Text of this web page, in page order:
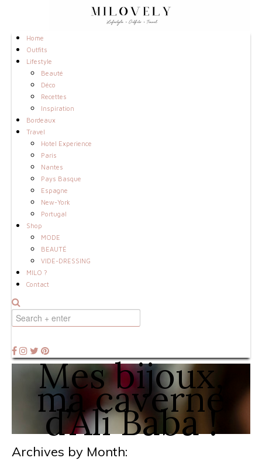
Home
Outfits
Lifestyle
Beauté
Déco
Recettes
Inspiration
Bordeaux
Travel
Hotel Experience
Paris
Nantes
Pays Basque
Espagne
New-York
Portugal
Shop
MODE
BEAUTÉ
VIDE-DRESSING
MILO ?
Contact
Mes bijoux,
ma caverne
d’Ali Baba !
Archives by Month: